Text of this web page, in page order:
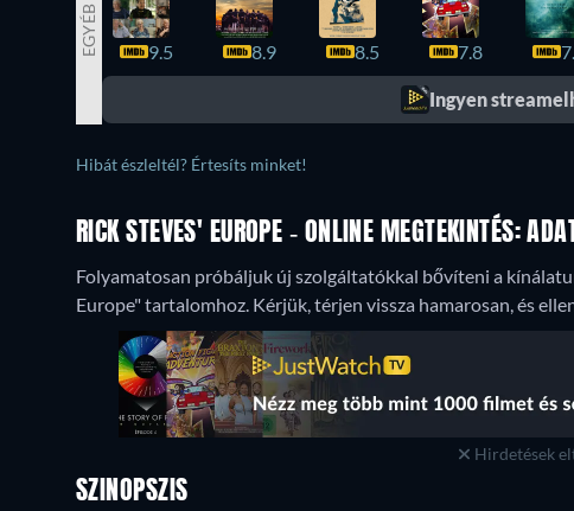
EGYÉB 9.5 8.9 8.5 7.8
Ingyen
Hibát észleltél? Értesíts minket!
RICK STEVES' EUROPE - ONLINE MEGTEKINTÉS:
Folyamatosan próbáljuk új szolgáltatókkal bővíteni a
Europe" tartalomhoz. Kérjük, térjen vissza hamarosan, és
Hirdetések
SZINOPSZIS